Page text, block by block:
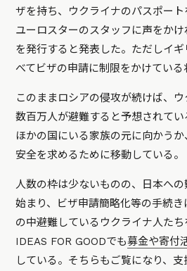
ザを持ち、ウクライナのパスポー
ユーロスターのスタッフに声をか
を発行すると発表した。ただしイ
べてビザの申請に制限をかけている
このままロシアの侵攻が続けば、
数百万人が避難すると予想されて
ほかの国にいる家族の元に向かうか
安全を求めるために移動している。
人数の枠は少ないものの、日本へ
始まり、ビザ申請簡略化等の手続
の中避難しているウクライナ人たち
IDEAS FOR GOODでも募金や寄付
している。そちらもご覧になり、